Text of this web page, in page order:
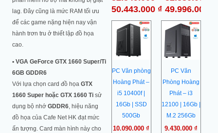
lag. Đây cũng là mức RAM tối ưu
để các game nặng hiện nay vận
hành trơn tru ở thiết lập đồ họa
cao.
▪ VGA GeForce GTX 1660 Super/Ti
6GB GDDR6
Với lựa chọn card đồ họa GTX
1660 Super hoặc GTX 1660 Ti sử
dụng bộ nhớ GDDR6, hiệu năng
đồ họa của Cafe Net HK đạt mức
ấn tượng. Card màn hình này cho
60.987.000
50.443.000 ₫ 49.996.000
PC Văn phòng
Hoàng Phát –
i5 10400f |
16Gb | SSD
500Gb
10.090.000₫
PC Văn
Phòng Hoàng
Phát – i3
12100 | 16Gb |
M.2 256Gb
9.430.000 ₫